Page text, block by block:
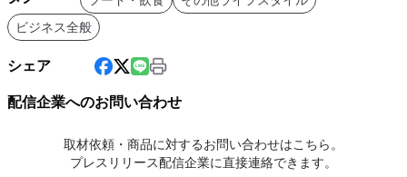
ビジネス全般
シェア
配信企業へのお問い合わせ
取材依頼・商品に対するお問い合わせはこちら。
プレスリリース配信企業に直接連絡できます。